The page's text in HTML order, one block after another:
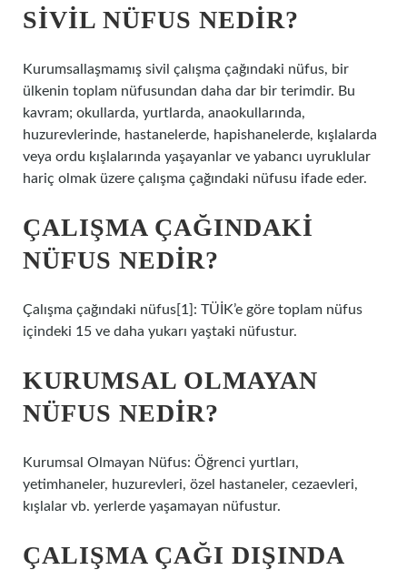
SIVIL NÜFUS NEDIR?
Kurumsallaşmamış sivil çalışma çağındaki nüfus, bir
ülkenin toplam nüfusundan daha dar bir terimdir. Bu
kavram; okullarda, yurtlarda, anaokullarında,
huzurevlerinde, hastanelerde, hapishanelerde, kışlalarda
veya ordu kışlalarında yaşayanlar ve yabancı uyruklular
hariç olmak üzere çalışma çağındaki nüfusu ifade eder.
ÇALIŞMA ÇAĞINDAKI
NÜFUS NEDIR?
Çalışma çağındaki nüfus[1]: TÜİK’e göre toplam nüfus
içindeki 15 ve daha yukarı yaştaki nüfustur.
KURUMSAL OLMAYAN
NÜFUS NEDIR?
Kurumsal Olmayan Nüfus: Öğrenci yurtları,
yetimhaneler, huzurevleri, özel hastaneler, cezaevleri,
kışlalar vb. yerlerde yaşamayan nüfustur.
ÇALIŞMA ÇAĞI DIŞINDA